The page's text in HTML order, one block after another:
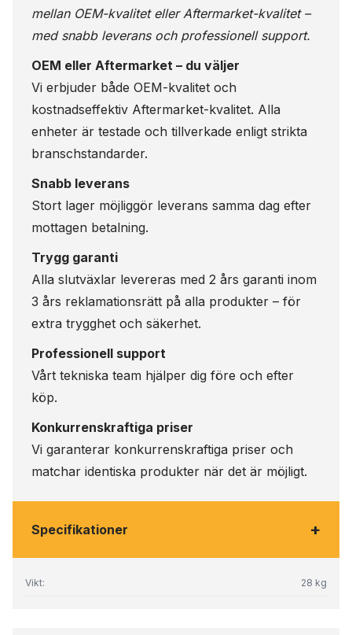
mellan OEM-kvalitet eller Aftermarket-kvalitet –
med snabb leverans och professionell support.
OEM eller Aftermarket – du väljer
Vi erbjuder både OEM-kvalitet och
kostnadseffektiv Aftermarket-kvalitet. Alla
enheter är testade och tillverkade enligt strikta
branschstandarder.
Snabb leverans
Stort lager möjliggör leverans samma dag efter
mottagen betalning.
Trygg garanti
Alla slutväxlar levereras med 2 års garanti inom
3 års reklamationsrätt på alla produkter – för
extra trygghet och säkerhet.
Professionell support
Vårt tekniska team hjälper dig före och efter
köp.
Konkurrenskraftiga priser
Vi garanterar konkurrenskraftiga priser och
matchar identiska produkter när det är möjligt.
Specifikationer +
Vikt: 28 kg